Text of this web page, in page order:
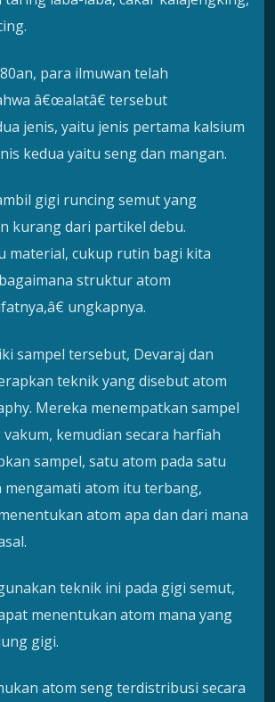
para ilmuwan telah
â€œalatâ€ tersebut
jenis, yaitu jenis pertama kalsium
kedua yaitu seng dan mangan.
gigi runcing semut yang
kurang dari partikel debu.
material, cukup rutin bagi kita
struktur atom
ungkapnya.
sampel tersebut, Devaraj dan
teknik yang disebut atom
Mereka menempatkan sampel
kemudian secara harfiah
sampel, satu atom pada satu
mengamati atom itu terbang,
atom apa dan dari mana
teknik ini pada gigi semut,
menentukan atom mana yang
gigi.
atom seng terdistribusi secara